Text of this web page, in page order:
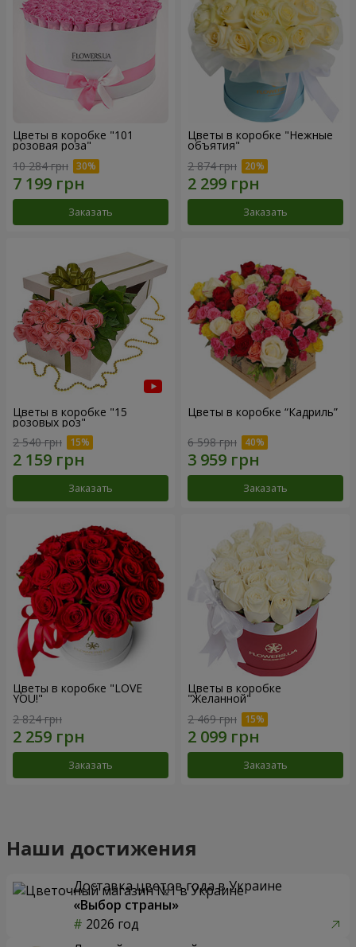
Цветы в коробке "101
розовая роза"
10 284 грн
Заказать
Цветы в коробке "Нежные
объятия"
2 874 грн
Заказать
Цветы в коробке "15
розовых роз"
2 540 грн
Заказать
Цветы в коробке “Кадриль”
6 598 грн
Заказать
Цветы в коробке "LOVE
YOU!"
2 824 грн
Заказать
Цветы в коробке
"Желанной"
2 469 грн
Заказать
Наши достижения
Доставка цветов года в Украине
«Выбор страны»
2026 год